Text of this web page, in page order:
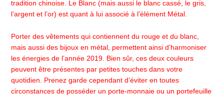
tradition chinoise. Le Blanc (mais aussi le blanc cassé, le gris,
l’argent et l’or) est quant à lui associé à l’élément Métal.
Porter des vêtements qui contiennent du rouge et du blanc,
mais aussi des bijoux en métal, permettent ainsi d’harmoniser
les énergies de l’année 2019. Bien sûr, ces deux couleurs
peuvent être présentes par petites touches dans votre
quotidien. Prenez garde cependant d’éviter en toutes
circonstances de posséder un porte-monnaie ou un portefeuille